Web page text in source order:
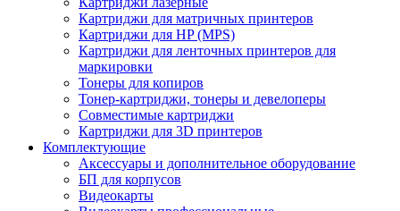
Картриджи для матричных принтеров
Картриджи для HP (MPS)
Картриджи для ленточных принтеров для
маркировки
Тонеры для копиров
Тонер-картриджи, тонеры и девелоперы
Совместимые картриджи
Картриджи для 3D принтеров
Комплектующие
Аксессуары и дополнительное оборудование
БП для корпусов
Видеокарты